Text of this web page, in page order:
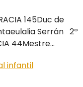
145Duc de
Serrán 2º
44Mestre...